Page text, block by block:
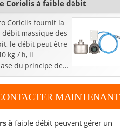
Coriolis à faible débit
Coriolis fournit la
massique des
le débit peut être
kg / h, il
du principe de
une mini masse
MAINTENANT
à faible débit peuvent gérer un